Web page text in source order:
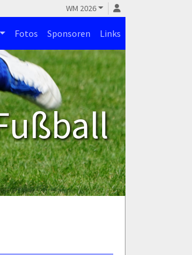
WM 2026
Fotos Sponsoren Links